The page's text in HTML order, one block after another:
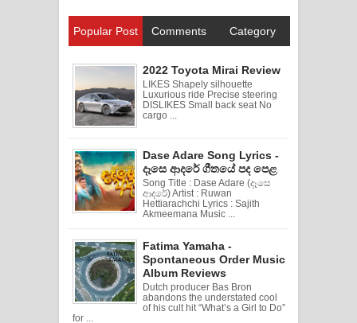
Popular Post Comments Category
2022 Toyota Mirai Review
LIKES Shapely silhouette
Luxurious ride Precise steering
DISLIKES Small back seat No
cargo ...
Dase Adare Song Lyrics -
දෑසෙ ආදරේ ගීතයේ පද පෙළ
Song Title : Dase Adare (දෑසෙ
ආදරේ) Artist : Ruwan
Hettiarachchi Lyrics : Sajith
Akmeemana Music ...
Fatima Yamaha -
Spontaneous Order Music
Album Reviews
Dutch producer Bas Bron
abandons the understated cool
of his cult hit “What’s a Girl to Do”
for ...